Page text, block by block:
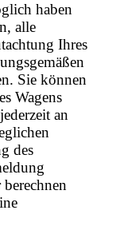
haben
alle
Ihres
Sie können
Wagens
an
des